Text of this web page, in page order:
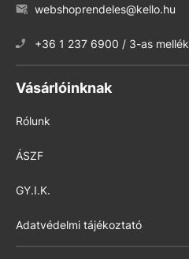
webshoprendeles@kello.hu
+36 1 237 6900 / 3-as mellék
Vásárlóinknak
Rólunk
ÁSZF
GY.I.K.
Adatvédelmi tájékoztató